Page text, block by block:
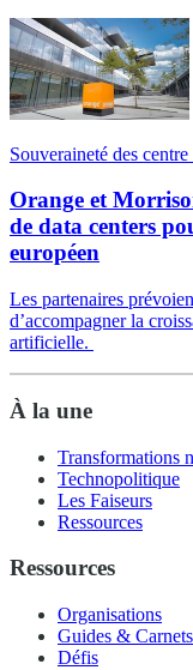
Souveraineté des
Orange et
de data centers
européen
Les partenaires
d’accompagner la
artificielle.
À la une
Transformations
Technopolitique
Les Faiseurs
Ressources
Ressources
Organisations
Guides & Carnets
Défis